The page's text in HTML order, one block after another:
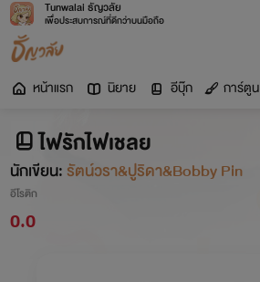
Tunwalai ธัญวลัย
เพื่อประสบการณ์ที่ดีกว่าบนมือถือ
หน้าแรก นิยาย อีบุ๊ก การ์ตูน
ไฟรักไฟเชลย
นักเขียน:รัตน์วรา&ปูริดา&Bobby Pin
อีโรติก
0.0